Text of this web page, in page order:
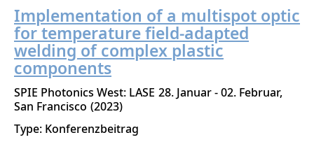
zum
Inhalt
Implementation of a multispot optic
for temperature field-adapted
welding of complex plastic
components
SPIE Photonics West: LASE 28. Januar - 02. Februar
San Francisco 2023
Type: Konferenzbeitrag